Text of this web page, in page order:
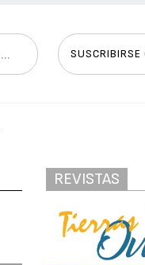
SUSCRIBIRSE
REVISTAS